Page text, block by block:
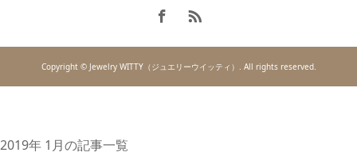
Copyright © Jewelry WITTY（ジュエリーウイッティ）. All rights reserved.
2019年 1月の記事一覧